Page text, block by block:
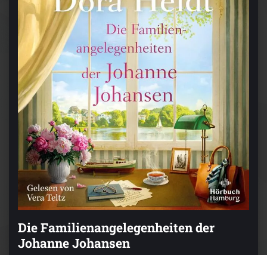
Die Familienangelegenheiten der
Johanne Johansen